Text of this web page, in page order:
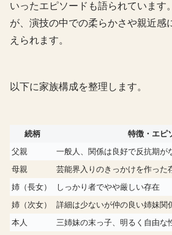
いったエピソードも語られています
が、演技の中での柔らかさや親近感
えられます。
以下に家族構成を整理します。
続柄
特徴・エピ
父親
一般人、関係は良好で反抗期が
母親
芸能界入りのきっかけを作った
姉（長女）
しっかり者でやや厳しい存在
姉（次女）
詳細は少ないが仲の良い姉妹関
本人
三姉妹の末っ子、明るく自由な